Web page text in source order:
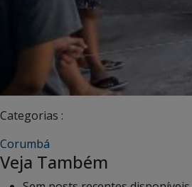
Categorias :
Corumbá
Veja Também